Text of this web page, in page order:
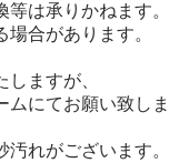
は承りかねます。
合があります。
ますが、
にてお願い致しま
れがございます。